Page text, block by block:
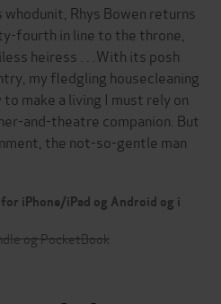
whodunit, Rhys Bowen returns
fourth in line to the throne,
heiress . . .With its posh
my fledgling housecleaning
make a living I must rely on
and-theatre companion. But
the not-so-gentle man
iPhone/iPad og Android og i
og PocketBook